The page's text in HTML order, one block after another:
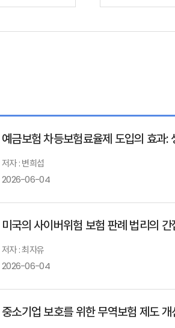
예금보험 차등보험료율제 도입의 효과:
저자 : 변희섭
2026-06-04
미국의 사이버위험 보험 판례 법리의
저자 : 최자유
2026-06-04
중소기업 보호를 위한 무역보험 제도 개